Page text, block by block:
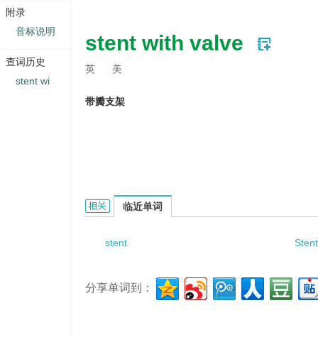
stent with valve
英 美
带瓣支架
Stent with valve的相关资料：
临近单词
stent
分享单词到：
附录
音标说明
查词历史
stent wi